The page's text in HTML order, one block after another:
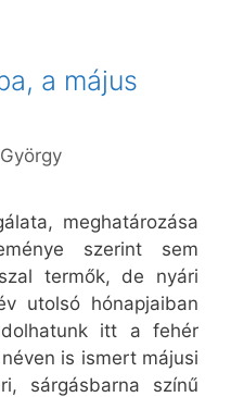
a május
meghatározása
szerint sem
termők, de nyári
utolsó hónapjaiban
itt a fehér
is ismert májusi
sárgásbarna színű